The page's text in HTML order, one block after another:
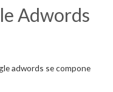
Adwords
adwords se compone